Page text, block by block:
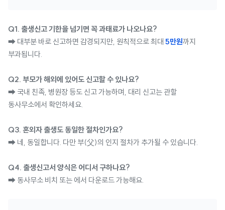
Q1. 출생신고 기한을 넘기면 꼭 과태료가 나오나요?
➡ 대부분 바로 신고하면 감경되지만, 원칙적으로 최대 5만원까지
부과됩니다.
Q2. 부모가 해외에 있어도 신고할 수 있나요?
➡ 국내 친족, 병원장 등도 신고 가능하며, 대리 신고는 관할
동사무소에서 확인하세요.
Q3. 혼외자 출생도 동일한 절차인가요?
➡ 네, 동일합니다. 다만 부(父)의 인지 절차가 추가될 수 있습니다.
Q4. 출생신고서 양식은 어디서 구하나요?
➡ 동사무소 비치 또는 에서 다운로드 가능해요.